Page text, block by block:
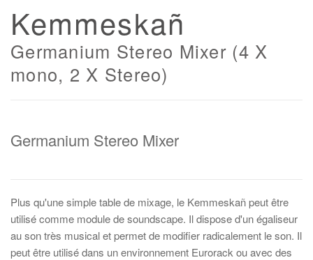
Kemmeskañ
Germanium Stereo Mixer (4 X
mono, 2 X Stereo)
Germanium Stereo Mixer
Plus qu'une simple table de mixage, le Kemmeskañ peut être
utilisé comme module de soundscape. Il dispose d'un égaliseur
au son très musical et permet de modifier radicalement le son. Il
peut être utilisé dans un environnement Eurorack ou avec des